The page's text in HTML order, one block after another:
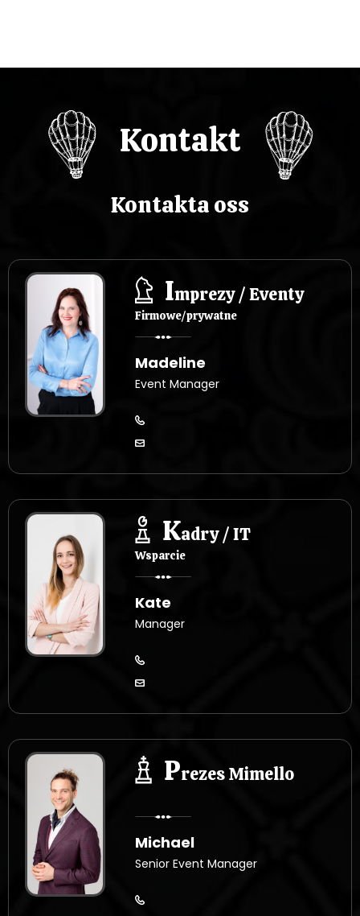
Kontakt
Kontakta oss
Imprezy / Eventy
Firmowe/prywatne
Madeline
Event Manager
Kadry / IT
Wsparcie
Kate
Manager
Prezes Mimello
Michael
Senior Event Manager